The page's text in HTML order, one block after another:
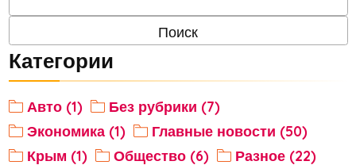
Категории
Авто (1)
Без рубрики (7)
Экономика (1)
Главные новости (50)
Крым (1)
Общество (6)
Разное (22)